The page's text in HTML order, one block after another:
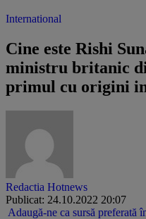
International
Cine este Rishi
ministru britanic
primul cu origini
Redactia Hotnews
Publicat: 24.10.2022 20:07
Adaugă-ne ca sursă preferată